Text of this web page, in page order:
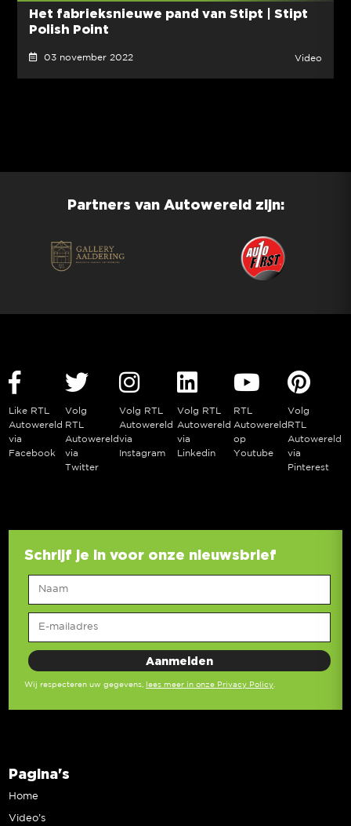
Het fabrieksnieuwe pand van Stipt | Stipt
Polish Point
03 november 2022 Video
Partners van Autowereld zijn:
Like RTL
Autowereld
via
Facebook
Volg
RTL
Autowereld
via
Twitter
Volg RTL
Autowereld
via
Instagram
Volg RTL
Autowereld
via
Linkedin
RTL
Autowereld
op
Youtube
Volg
RTL
Autowereld
via
Pinterest
Schrijf je in voor onze nieuwsbrief
Wij respecteren uw gegevens, lees meer in onze Privacy Policy
Pagina's
Home
Video’s